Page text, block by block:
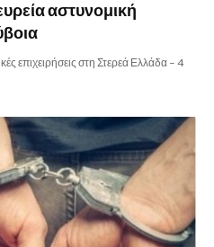
αστυνομική
επιχειρήσεις στη Στερεά Ελλάδα – 4